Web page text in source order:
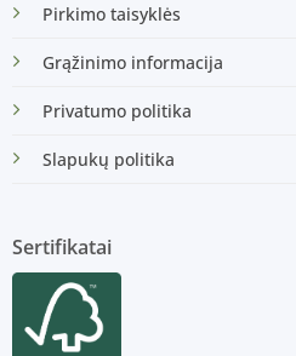
Pirkimo taisyklės
Grąžinimo informacija
Privatumo politika
Slapukų politika
Sertifikatai